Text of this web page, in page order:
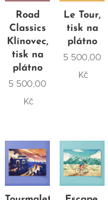
Road
Classics
Klínovec,
tisk na
plátno
5 500,00
Kč
Le Tour,
tisk na
plátno
5 500,00
Kč